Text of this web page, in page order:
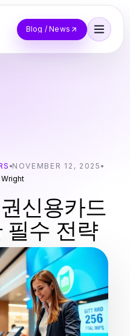
Blog / News
NOVEMBER 12, 2025
Wright
신용카드
필수 전략